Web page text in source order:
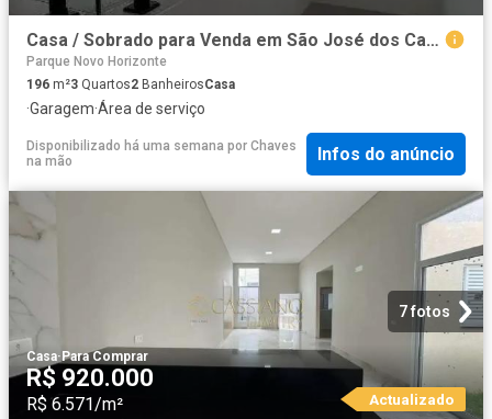
Casa / Sobrado para Venda em São José dos Campos/SP Jardim Santa Júlia 3 Quartos
Parque Novo Horizonte
196 m²3 Quartos2 BanheirosCasa
·Garagem·Área de serviço
Disponibilizado há uma semana por Chaves
na mão
Infos do anúncio
7 fotos
Casa·Para Comprar
R$ 920.000
R$ 6.571/m² Actualizado